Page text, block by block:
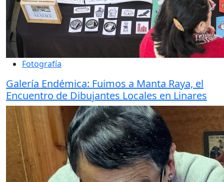
Fotografía
Galería Endémica: Fuimos a Manta Raya, el
Encuentro de Dibujantes Locales en Linares